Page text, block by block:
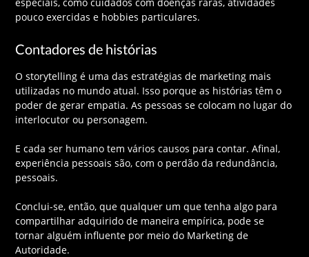
pouco exercidas e hobbies particulares.
Contadores de histórias
O storytelling é uma das estratégias de marketing mais
utilizadas no mundo atual. Isso porque as histórias têm o
poder de gerar empatia. As pessoas se colocam no lugar do
interlocutor ou personagem.
E cada ser humano tem vários causos para contar. Afinal,
experiência pessoais são, com o perdão da redundância,
pessoais.
Conclui-se, então, que qualquer um que tenha algo para
compartilhar adquirido de maneira empírica, pode se
tornar alguém influente por meio do Marketing de
Autoridade.